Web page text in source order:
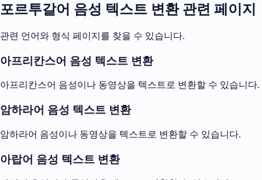
포르투갈어 음성 텍스트 변환 관련 페이지
관련 언어와 형식 페이지를 찾을 수 있습니다.
아프리칸스어 음성 텍스트 변환
아프리칸스어 음성이나 동영상을 텍스트로 변환할 수 있습니다.
암하라어 음성 텍스트 변환
암하라어 음성이나 동영상을 텍스트로 변환할 수 있습니다.
아랍어 음성 텍스트 변환